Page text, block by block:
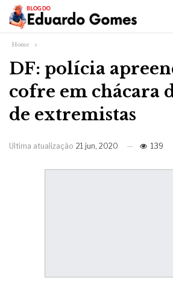
Home
DF: polícia
cofre em chácara
de extremistas
Ultima atualização 21 jun, 2020 139